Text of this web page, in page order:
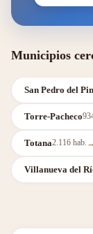
Municipios
San Pedro del
Torre-Pacheco
Totana2.116 hab.
Villanueva del